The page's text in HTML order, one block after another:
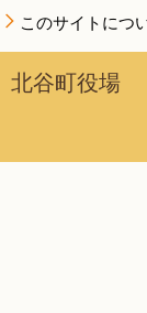
このサイトにつ
北谷町役場